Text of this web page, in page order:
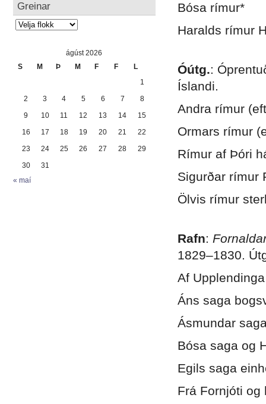
Bósa rímur*
Haralds rímur
Óútg.:
Íslandi.
Andra rímur
Ormars rímur
Rímur af Þóri
Sigurðar rímur
Ölvis rímur
Rafn:
1829–1830.
Af
Áns saga
Ásmundar
Bósa saga og
Egils saga
Frá Fornjóti
Greinar
Greinar
ágúst 2026
S
M Þ M F F
L
1
2
3 4 5 6 7
8
9
10 11 12 13 14
15
16
17 18 19 20 21
22
23
24 25 26 27 28
29
30
31
« maí